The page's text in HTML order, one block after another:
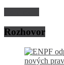
Rozhovor